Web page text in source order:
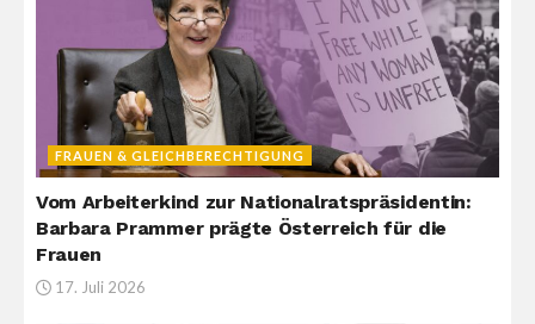
FRAUEN & GLEICHBERECHTIGUNG
Vom Arbeiterkind zur Nationalratspräsidentin:
Barbara Prammer prägte Österreich für die
Frauen
17. Juli 2026